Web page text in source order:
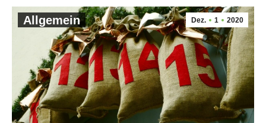
Dez. 1 2020
Allgemein